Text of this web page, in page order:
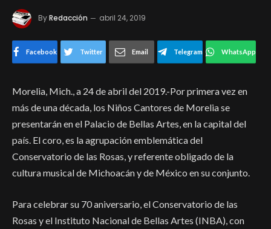
ByRedacción abril 24, 2019
Facebook Twitter Email Telegram WhatsApp
Morelia, Mich., a 24 de abril del 2019.-Por primera vez en
más de una década, los Niños Cantores de Morelia se
presentarán en el Palacio de Bellas Artes, en la capital del
país. El coro, es la agrupación emblemática del
Conservatorio de las Rosas, y referente obligado de la
cultura musical de Michoacán y de México en su conjunto.
Para celebrar su 70 aniversario, el Conservatorio de las
Rosas y el Instituto Nacional de Bellas Artes (INBA), con